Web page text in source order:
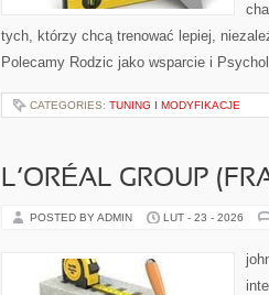
tych, którzy chcą trenować lepiej,
Polecamy Rodzic jako wsparcie i
CATEGORIES: TUNING I MODYFIKACJE
L’ORÉAL GROUP
POSTED BY ADMIN LUT - 23 - 2026